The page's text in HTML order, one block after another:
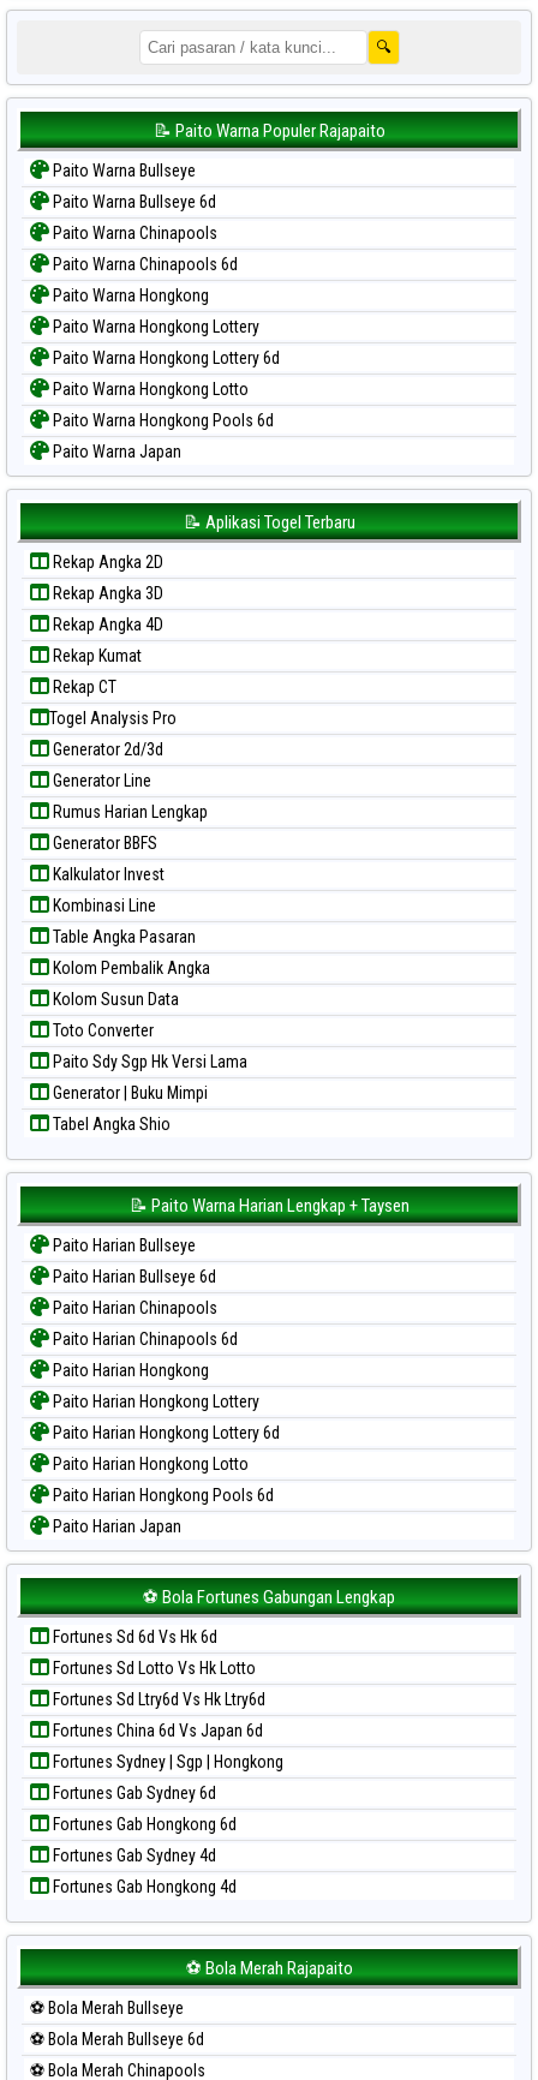
🔍
📝 Paito Warna Populer Rajapaito
Paito Warna Bullseye
Paito Warna Bullseye 6d
Paito Warna Chinapools
Paito Warna Chinapools 6d
Paito Warna Hongkong
Paito Warna Hongkong Lottery
Paito Warna Hongkong Lottery 6d
Paito Warna Hongkong Lotto
Paito Warna Hongkong Pools 6d
Paito Warna Japan
Paito Warna Japan 6d
Paito Warna Korea
Paito Warna Kuda Lari
Paito Warna Magnum Cambodia
Paito Warna Nagoya
Paito Warna New York Midday
Paito Warna North Carolina Day
Paito Warna Pcso
Paito Warna Pennsylvania Day
Paito Warna Sao Paulo
Paito Warna Singapore
Paito Warna Sydney
Paito Warna Sydney Lottery
Paito Warna Sydney Lottery 6d
Paito Warna Sydney Lotto
Paito Warna Sydney Pools 6d
Paito Warna Taipei
Paito Warna Taiwan
📝 Aplikasi Togel Terbaru
Rekap Angka 2D
Rekap Angka 3D
Rekap Angka 4D
Rekap Kumat
Rekap CT
Togel Analysis Pro
Generator 2d/3d
Generator Line
Rumus Harian Lengkap
Generator BBFS
Kalkulator Invest
Kombinasi Line
Table Angka Pasaran
Kolom Pembalik Angka
Kolom Susun Data
Toto Converter
Paito Sdy Sgp Hk Versi Lama
Generator | Buku Mimpi
Tabel Angka Shio
📝 Paito Warna Harian Lengkap + Taysen
Paito Harian Bullseye
Paito Harian Bullseye 6d
Paito Harian Chinapools
Paito Harian Chinapools 6d
Paito Harian Hongkong
Paito Harian Hongkong Lottery
Paito Harian Hongkong Lottery 6d
Paito Harian Hongkong Lotto
Paito Harian Hongkong Pools 6d
Paito Harian Japan
Paito Harian Japan 6d
Paito Harian Korea
Paito Harian Kuda Lari
Paito Harian Magnum Cambodia
Paito Harian Nagoya
Paito Harian New York Midday
Paito Harian North Carolina Day
Paito Harian Pcso
Paito Harian Pennsylvania Day
Paito Harian Sao Paulo
Paito Harian Singapore
Paito Harian Sydney
Paito Harian Sydney Lottery
Paito Harian Sydney Lottery 6d
Paito Harian Sydney Lotto
Paito Harian Sydney Pools 6d
Paito Harian Taipei
⚽ Bola Fortunes Gabungan Lengkap
Fortunes Sd 6d Vs Hk 6d
Fortunes Sd Lotto Vs Hk Lotto
Fortunes Sd Ltry6d Vs Hk Ltry6d
Fortunes China 6d Vs Japan 6d
Fortunes Sydney | Sgp | Hongkong
Fortunes Gab Sydney 6d
Fortunes Gab Hongkong 6d
Fortunes Gab Sydney 4d
Fortunes Gab Hongkong 4d
⚽ Bola Merah Rajapaito
⚽ Bola Merah Bullseye
⚽ Bola Merah Bullseye 6d
⚽ Bola Merah Chinapools